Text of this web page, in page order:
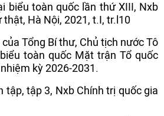
biểu toàn quốc lần thứ XIII, Nxb
thật, Hà Nội, 2021, t.I, tr.l10
Tổng Bí thư, Chủ tịch nước Tô
toàn quốc Mặt trận Tổ quốc
kỳ 2026-2031.
tập, tập 3, Nxb Chính trị quốc gia